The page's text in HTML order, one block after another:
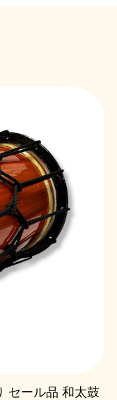
セール品 和太鼓